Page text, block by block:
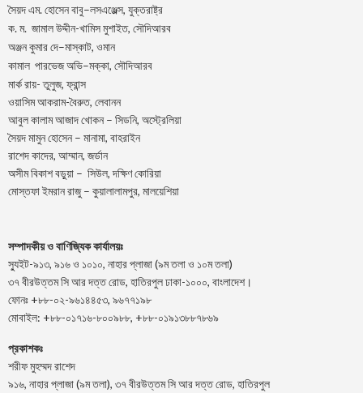
সৈয়দ এম. হোসেন বাবু–লসএঞ্জেল্স, যুক্তরাষ্ট্র
ক. ম. জামাল উদ্দীন-খামিস মুশাইত, সৌদিআরব
অঞ্জন কুমার দে–মাস্কাট, ওমান
কামাল পারভেজ অভি–মক্কা, সৌদিআরব
মার্ক রায়- তুলুজ, ফ্রান্স
ওয়াসিম আকরাম-বৈরুত, লেবানন
আবুল কালাম আজাদ খোকন – সিডনি, অস্ট্রেলিয়া
সৈয়দ মামুন হোসেন – মানামা, বাহরাইন
রাশেদ কাদের, আম্মান, জর্ডান
অসীম বিকাশ বড়ুয়া – সিউল, দক্ষিণ কোরিয়া
মোস্তফা ইমরান রাজু – কুয়ালালামপুর, মালয়েশিয়া
সম্পাদকীয় ও বাণিজ্যিক কার্যালয়ঃ
স্যুইট-৯১৩, ৯১৬ ও ১০১০, নাহার প্লাজা (৯ম তলা ও ১০ম তলা)
৩৭ বীরউত্তম সি আর দত্ত রোড, হাতিরপুল ঢাকা-১০০০, বাংলাদেশ।
ফোনঃ +৮৮-০২-৯৬১৪৪৫৩, ৯৬৭৭১৯৮
মোবাইল: +৮৮-০১৭১৬-৮০০৯৮৮, +৮৮-০১৯১৩৮৮৭৮৬৯
প্রকাশকঃ
শরীফ মুহম্মদ রাশেদ
৯১৬, নাহার প্লাজা (৯ম তলা), ৩৭ বীরউত্তম সি আর দত্ত রোড, হাতিরপুল